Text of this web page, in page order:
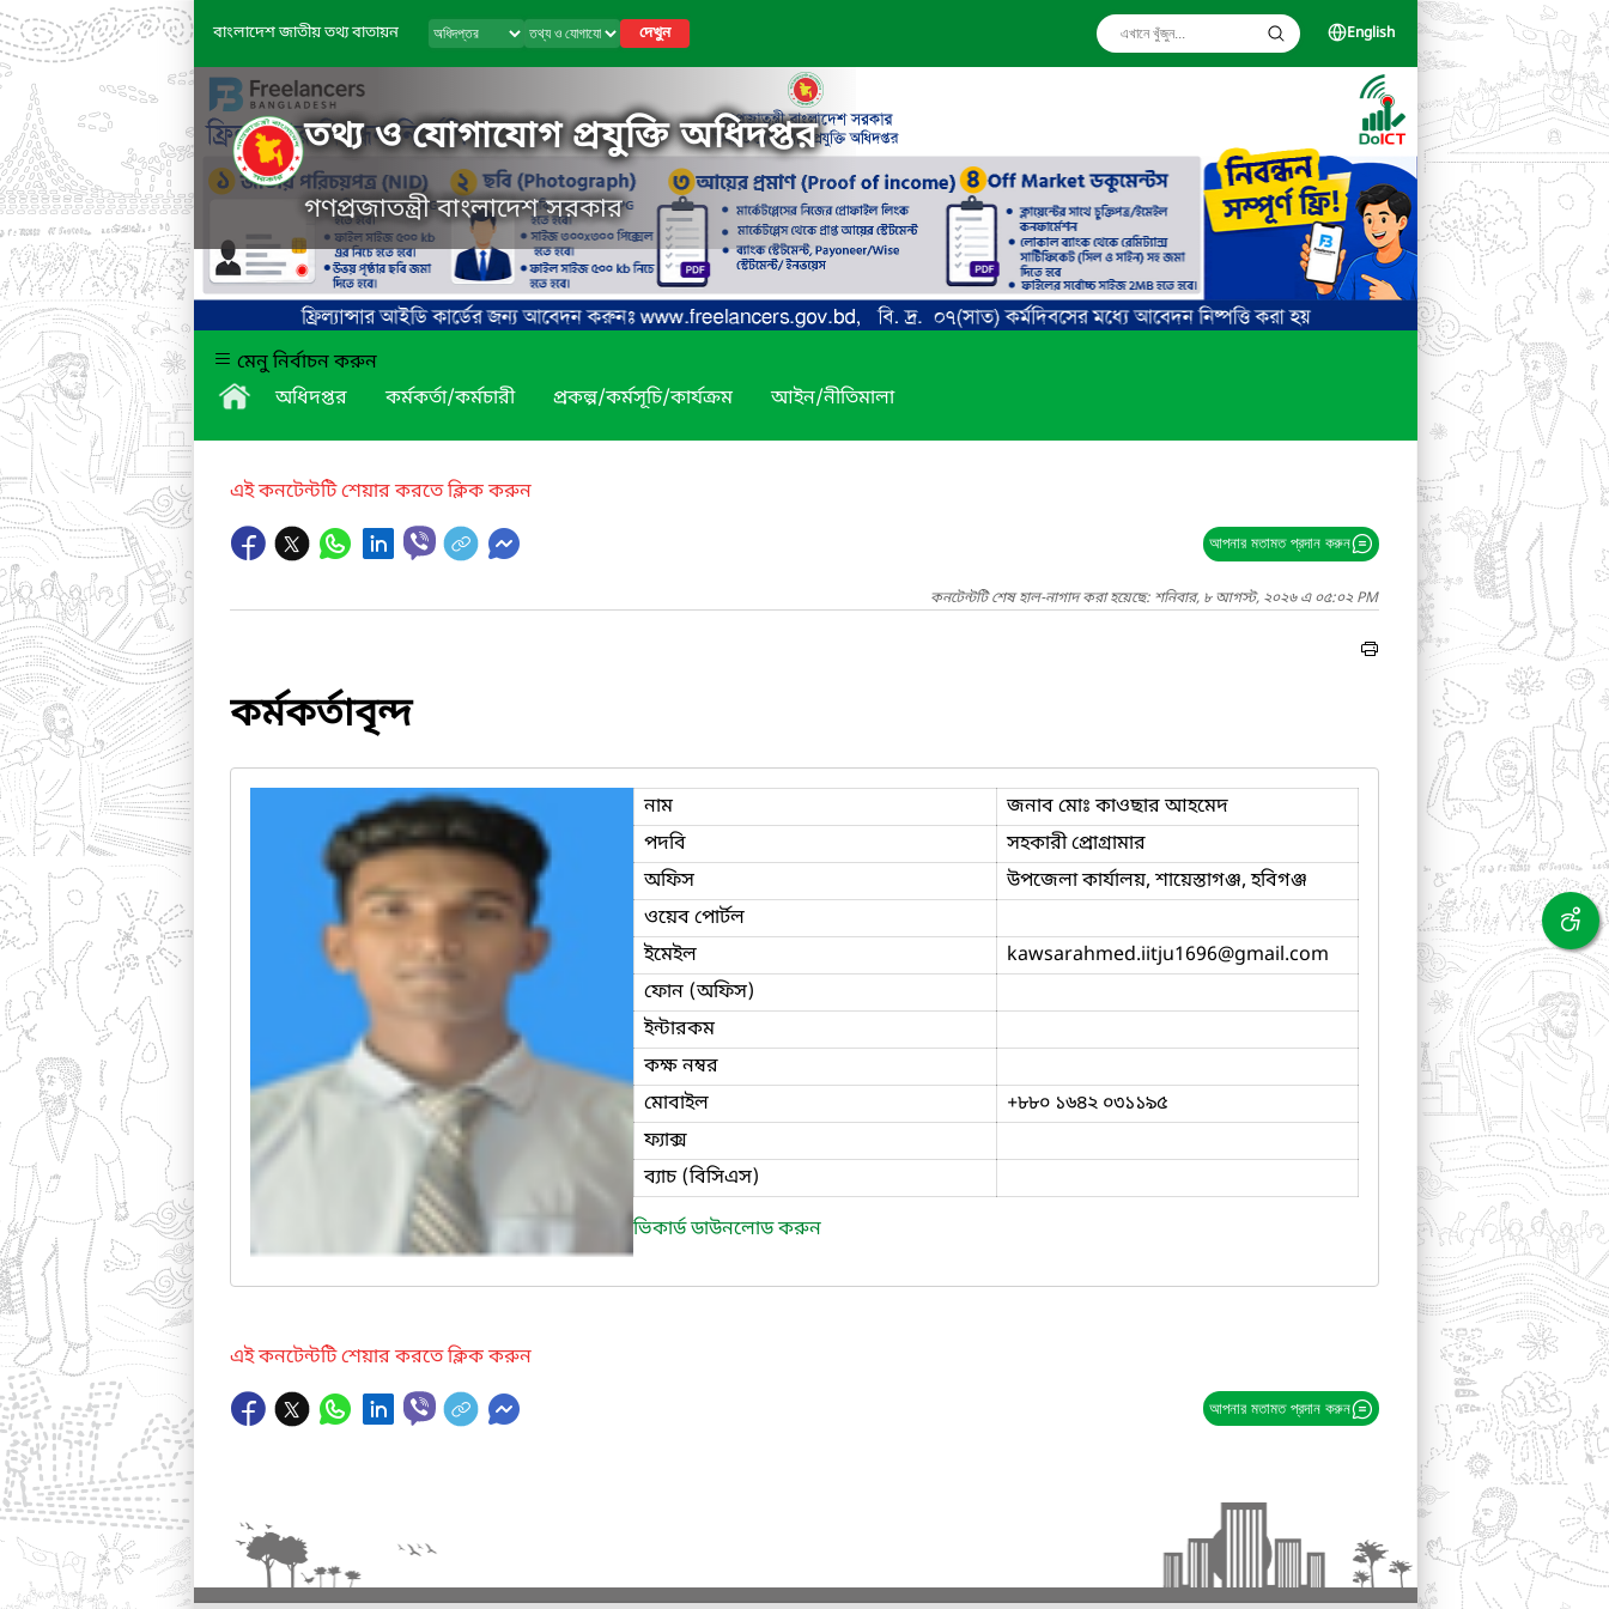
বাংলাদেশ জাতীয় তথ্য বাতায়ন দেখুন English
তথ্য ও যোগাযোগ প্রযুক্তি অধিদপ্তর
গণপ্রজাতন্ত্রী বাংলাদেশ সরকার
মেনু নির্বাচন করুন
অধিদপ্তর
কর্মকর্তা/কর্মচারী প্রকল্প/কর্মসূচি/কার্যক্রম আইন/নীতিমালা
এই কনটেন্টটি শেয়ার করতে ক্লিক করুন
আপনার মতামত প্রদান করুন
কনটেন্টটি শেষ হাল-নাগাদ করা হয়েছে: শনিবার, ৮ আগস্ট, ২০২৬ এ ০৫:০২ PM
কর্মকর্তাবৃন্দ
নাম
জনাব মোঃ কাওছার আহমেদ
পদবি
সহকারী প্রোগ্রামার
অফিস
উপজেলা কার্যালয়, শায়েস্তাগঞ্জ, হবিগঞ্জ
ওয়েব পোর্টল
ইমেইল
kawsarahmed.iitju1696@gmail.com
ফোন (অফিস)
ইন্টারকম
কক্ষ নম্বর
মোবাইল
+৮৮০ ১৬৪২ ০৩১১৯৫
ফ্যাক্স
ব্যাচ (বিসিএস)
ভিকার্ড ডাউনলোড করুন
এই কনটেন্টটি শেয়ার করতে ক্লিক করুন
আপনার মতামত প্রদান করুন